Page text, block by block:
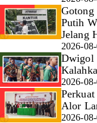
Gotong
Putih
Jelang
2026-
Dwigol
2026-
Alor
2026-